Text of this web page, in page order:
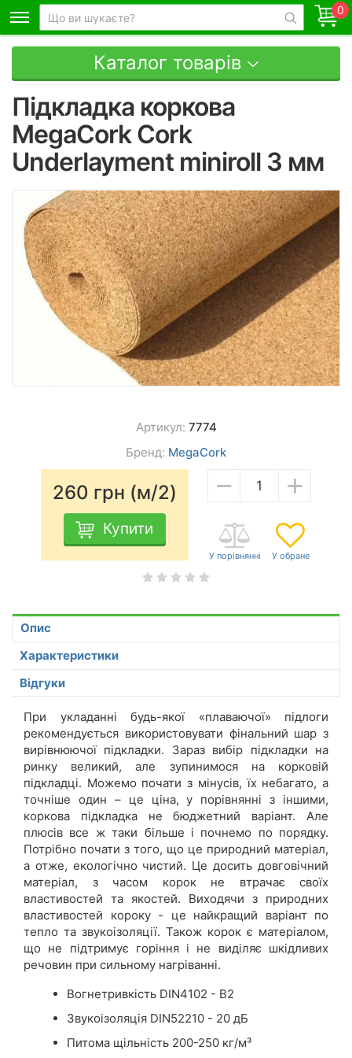
0
Каталог товарів
Підкладка коркова
MegaCork Cork
Underlayment miniroll 3 мм
Артикул: 7774
Бренд: MegaCork
260 грн (м/2)
Купити
− +
Опис
Характеристики
Відгуки
При укладанні будь-якої «плаваючої» підлоги
рекомендується використовувати фінальний шар з
вирівнюючої підкладки. Зараз вибір підкладки на
ринку великий, але зупинимося на корковій
підкладці. Можемо почати з мінусів, їх небагато, а
точніше один – це ціна, у порівнянні з іншими,
коркова підкладка не бюджетний варіант. Але
плюсів все ж таки більше і почнемо по порядку.
Потрібно почати з того, що це природний матеріал,
а отже, екологічно чистий. Це досить довговічний
матеріал, з часом корок не втрачає своїх
властивостей та якостей. Виходячи з природних
властивостей короку - це найкращий варіант по
тепло та звукоізоляції. Також корок є матеріалом,
що не підтримує горіння і не виділяє шкідливих
речовин при сильному нагріванні.
Вогнетривкість DIN4102 - В2
Звукоізоляція DIN52210 - 20 дБ
Питома щільність 200-250 кг/м³